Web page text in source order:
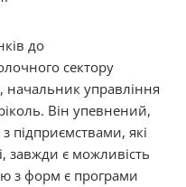
до
сектору
, начальник управління
Він упевнений,
підприємствами, які
завжди є можливість
з форм є програми